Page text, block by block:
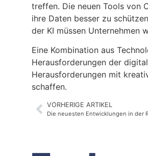
treffen. Die neuen Tools von
ihre Daten besser zu
der KI müssen Unternehmen
Eine Kombination aus
Herausforderungen der
Herausforderungen mit
schaffen.
VORHERIGE ARTIKEL